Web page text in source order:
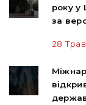
року у
за
28